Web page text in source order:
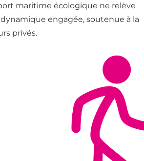
maritime écologique ne relève
engagée, soutenue à la
privés.